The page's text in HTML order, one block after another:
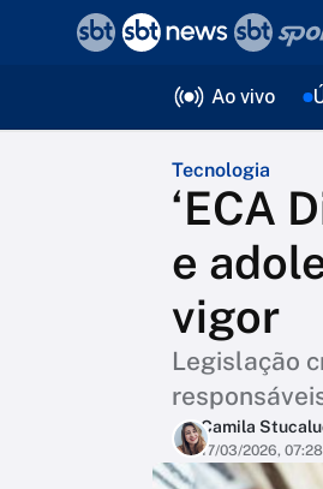
Ao vivo
Tecnologia
‘ECA
e
vigor
Legislação
Camila
17/03/2026, 07:28
voltar
Editorias